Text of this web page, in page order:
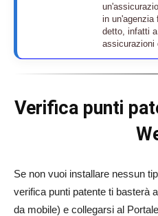
in
detto, infatti
assicurazioni
Verifica punti
Se non vuoi installare nessun
verifica punti patente ti basterà
da mobile) e collegarsi al